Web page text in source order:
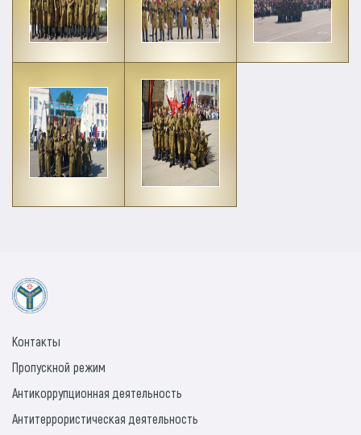
Контакты
Пропускной режим
Антикоррупционная деятельность
Антитеррористическая деятельность